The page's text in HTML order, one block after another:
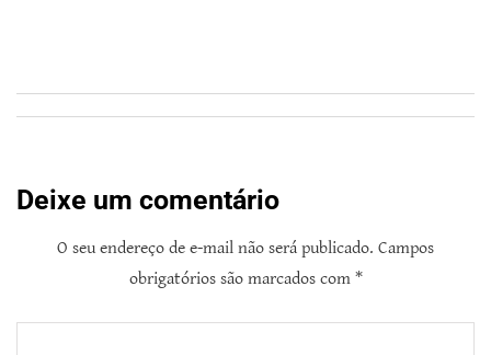
Deixe um comentário
O seu endereço de e-mail não será publicado. Campos
obrigatórios são marcados com *